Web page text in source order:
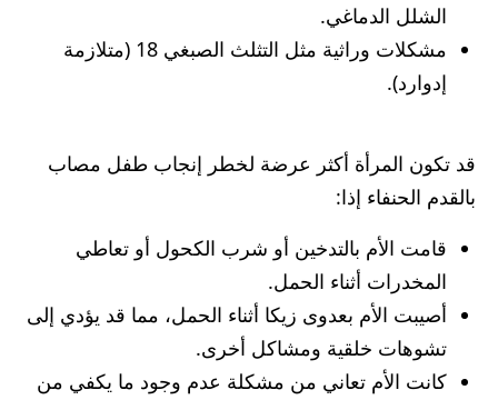
الشلل الدماغي.
مشكلات وراثية مثل التثلث الصبغي 18 (متلازمة
إدوارد).
قد تكون المرأة أكثر عرضة لخطر إنجاب طفل مصاب
بالقدم الحنفاء إذا:
قامت الأم بالتدخين أو شرب الكحول أو تعاطي
المخدرات أثناء الحمل.
أصيبت الأم بعدوى زيكا أثناء الحمل، مما قد يؤدي إلى
تشوهات خلقية ومشاكل أخرى.
كانت الأم تعاني من مشكلة عدم وجود ما يكفي من